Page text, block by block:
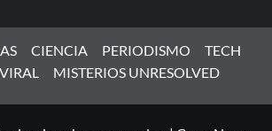
CIENCIA PERIODISMO
TECH
VIRAL MISTERIOS UNRESOLVED